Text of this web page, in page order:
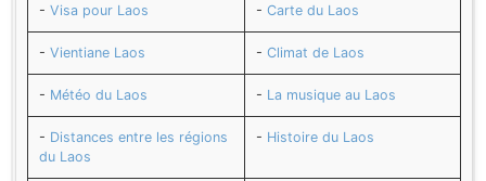
- Visa pour Laos - Carte du Laos
- Vientiane Laos - Climat de Laos
- Météo du Laos - La musique au Laos
- Distances entre les régions
du Laos
- Histoire du Laos